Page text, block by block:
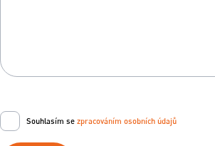
Souhlasím se zpracováním osobních údajů